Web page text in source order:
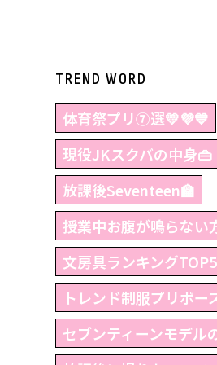
TREND WORD
体育祭プリ⑦選💛💜💙
現役JKスクバの中身👜
放課後Seventeen🏫
授業中お腹が鳴らない
文房具ランキング
トレンド制服プリポー
セブンティーンモデル